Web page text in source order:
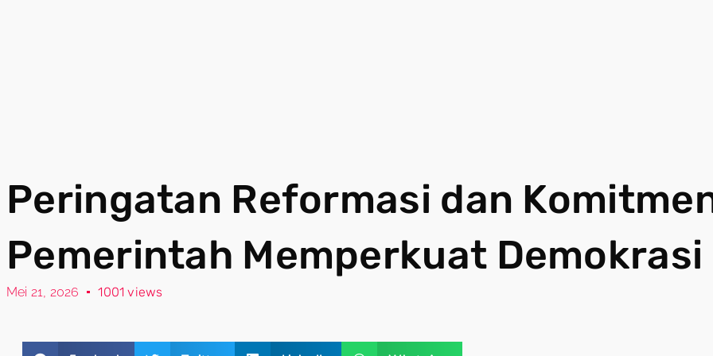
Peringatan Reformasi dan
Pemerintah Memperkuat Demokrasi
Mei 21, 2026 1001 views